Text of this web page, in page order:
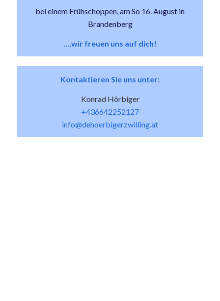
bei einem Frühschoppen, am So 16. August in
Brandenberg
….wir freuen uns auf dich!
Kontaktieren Sie uns unter:
Konrad Hörbiger
+436642252127
info@dehoerbigerzwilling.at